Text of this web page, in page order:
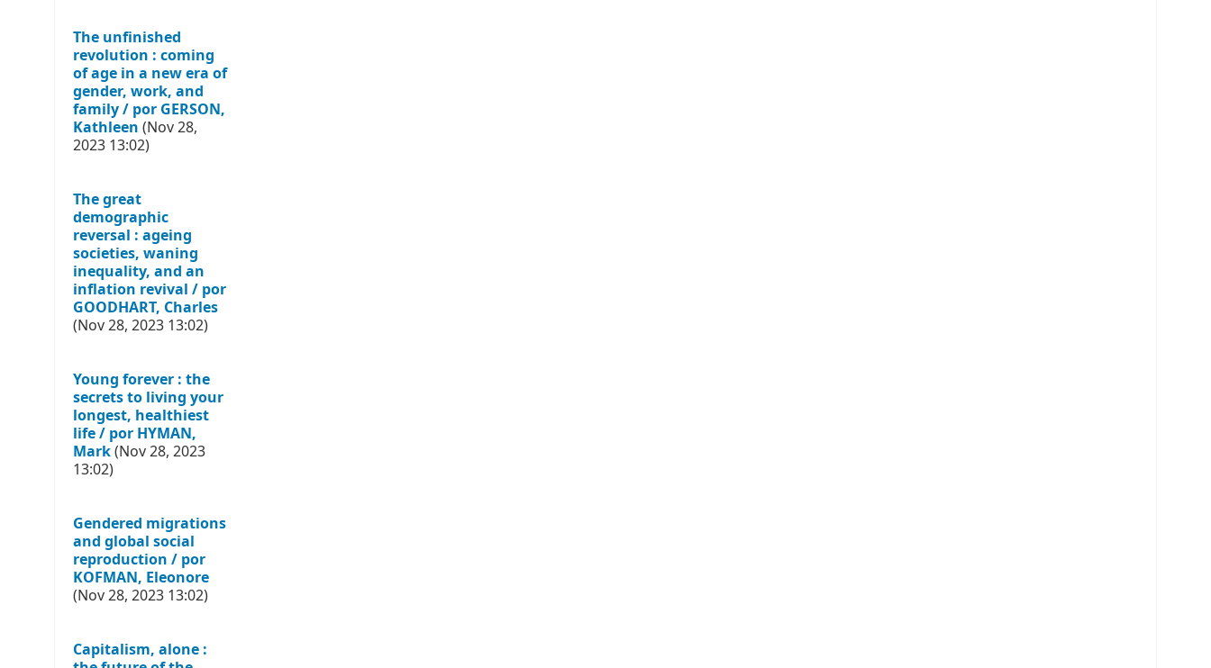
The unfinished
revolution : coming
of age in a new era of
gender, work, and
family / por GERSON,
Kathleen (Nov 28,
2023 13:02)
The great
demographic
reversal : ageing
societies, waning
inequality, and an
inflation revival / por
GOODHART, Charles
(Nov 28, 2023 13:02)
Young forever : the
secrets to living your
longest, healthiest
life / por HYMAN,
Mark(Nov 28, 2023
13:02)
Gendered migrations
and global social
reproduction / por
KOFMAN, Eleonore
(Nov 28, 2023 13:02)
Capitalism, alone :